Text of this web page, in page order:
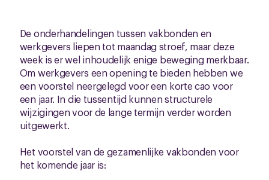
De onderhandelingen tussen vakbonden en
werkgevers liepen tot maandag stroef, maar deze
week is er wel inhoudelijk enige beweging merkbaar.
Om werkgevers een opening te bieden hebben we
een voorstel neergelegd voor een korte cao voor
een jaar. In die tussentijd kunnen structurele
wijzigingen voor de lange termijn verder worden
uitgewerkt.
Het voorstel van de gezamenlijke vakbonden voor
het komende jaar is: